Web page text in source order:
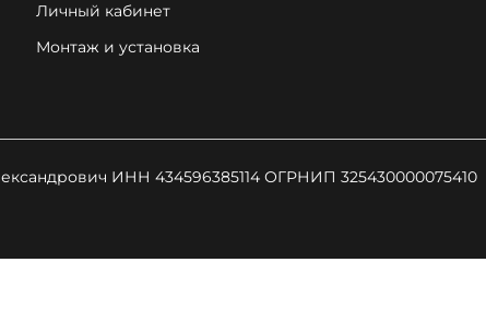
Личный кабинет
Монтаж и установка
ИНН 434596385114 ОГРНИП 325430000075410